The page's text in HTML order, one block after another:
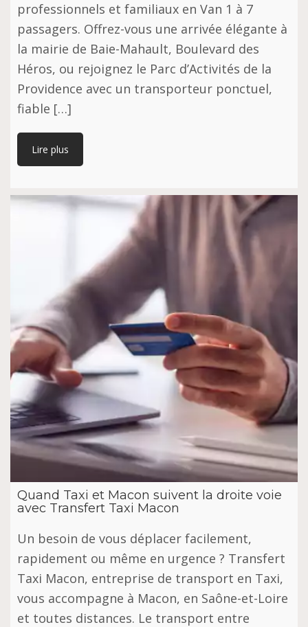
professionnels et familiaux en Van 1 à 7
passagers. Offrez-vous une arrivée élégante à
la mairie de Baie-Mahault, Boulevard des
Héros, ou rejoignez le Parc d’Activités de la
Providence avec un transporteur ponctuel,
fiable […]
Lire plus
Quand Taxi et Macon suivent la droite voie
avec Transfert Taxi Macon
Un besoin de vous déplacer facilement,
rapidement ou même en urgence ? Transfert
Taxi Macon, entreprise de transport en Taxi,
vous accompagne à Macon, en Saône-et-Loire
et toutes distances. Le transport entre